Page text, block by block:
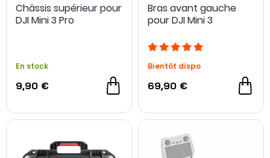
Châssis supérieur pour
DJI Mini 3 Pro
En stock
9,90 €
Bras avant gauche
pour DJI Mini 3
Bientôt dispo
69,90 €